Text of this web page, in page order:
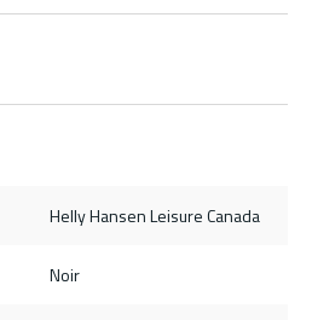
Helly Hansen Leisure Canada
Noir